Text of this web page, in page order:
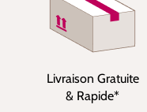
Livraison Gratuite
& Rapide*